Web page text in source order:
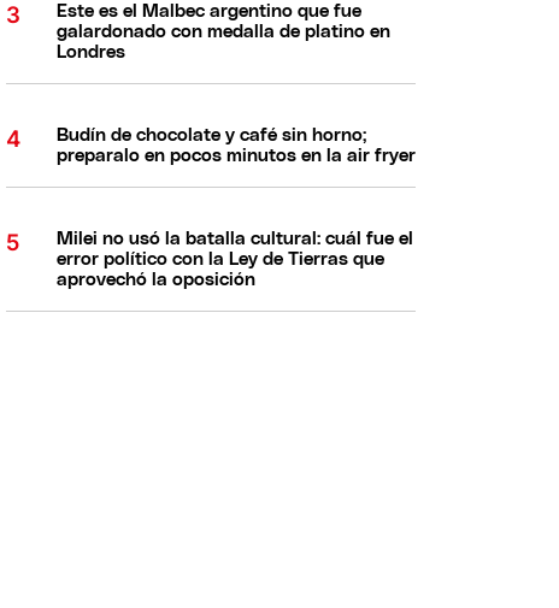
Este es el Malbec argentino que fue
galardonado con medalla de platino en
Londres
Budín de chocolate y café sin horno;
preparalo en pocos minutos en la air fryer
Milei no usó la batalla cultural: cuál fue el
error político con la Ley de Tierras que
aprovechó la oposición